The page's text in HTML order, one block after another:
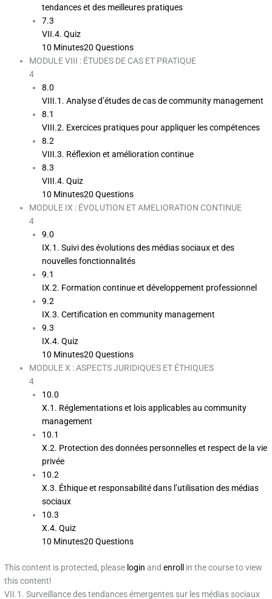
tendances et des meilleures pratiques
7.3
VII.4. Quiz
10 Minutes20 Questions
MODULE VIII : ÉTUDES DE CAS ET PRATIQUE
4
8.0
VIII.1. Analyse d’études de cas de community management
8.1
VIII.2. Exercices pratiques pour appliquer les compétences
8.2
VIII.3. Réflexion et amélioration continue
8.3
VIII.4. Quiz
10 Minutes20 Questions
MODULE IX : ÉVOLUTION ET AMELIORATION CONTINUE
4
9.0
IX.1. Suivi des évolutions des médias sociaux et des
nouvelles fonctionnalités
9.1
IX.2. Formation continue et développement professionnel
9.2
IX.3. Certification en community management
9.3
IX.4. Quiz
10 Minutes20 Questions
MODULE X : ASPECTS JURIDIQUES ET ÉTHIQUES
4
10.0
X.1. Réglementations et lois applicables au community
management
10.1
X.2. Protection des données personnelles et respect de la vie
privée
10.2
X.3. Éthique et responsabilité dans l’utilisation des médias
sociaux
10.3
X.4. Quiz
10 Minutes20 Questions
This content is protected, please login andenroll
in the course to view
this content!
VII.1. Surveillance des tendances émergentes sur les médias sociaux